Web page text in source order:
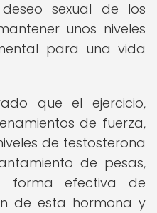
sexual de los
unos niveles
para una vida
que el ejercicio,
de fuerza,
de testosterona
de pesas,
forma efectiva de
de esta hormona y